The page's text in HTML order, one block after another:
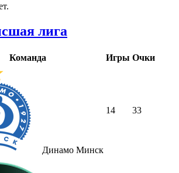
лига
Команда Игры Очки
Динамо Минск
14 33